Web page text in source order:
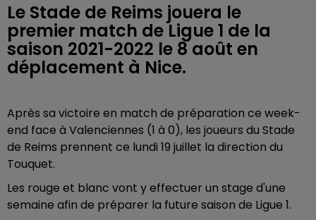
Le Stade de Reims jouera le
premier match de Ligue 1 de la
saison 2021-2022 le 8 août en
déplacement à Nice.
Après sa victoire en match de préparation ce week-
end face à Valenciennes (1 à 0), les joueurs du Stade
de Reims prennent ce lundi 19 juillet la direction du
Touquet.
Les rouge et blanc vont y effectuer un stage d'une
semaine afin de préparer la future saison de Ligue 1.